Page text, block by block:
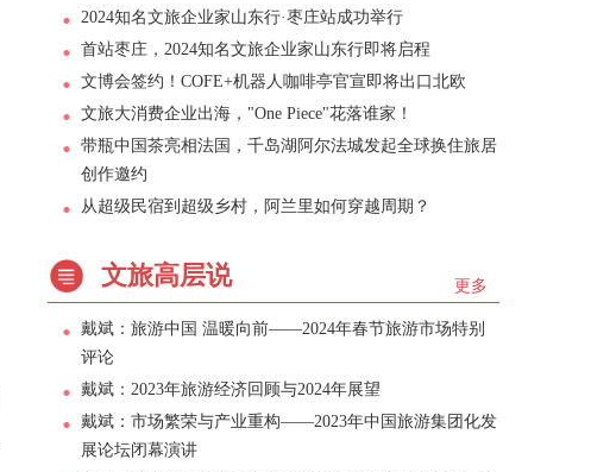
2024知名文旅企业家山东行·枣庄站成功举行
首站枣庄，2024知名文旅企业家山东行即将启程
文博会签约！COFE+机器人咖啡亭官宣即将出口北欧
文旅大消费企业出海，"One Piece"花落谁家！
带瓶中国茶亮相法国，千岛湖阿尔法城发起全球换住旅居
创作邀约
从超级民宿到超级乡村，阿兰里如何穿越周期？
更多
文旅高层说
戴斌：旅游中国 温暖向前——2024年春节旅游市场特别
评论
戴斌：2023年旅游经济回顾与2024年展望
戴斌：市场繁荣与产业重构——2023年中国旅游集团化发
展论坛闭幕演讲